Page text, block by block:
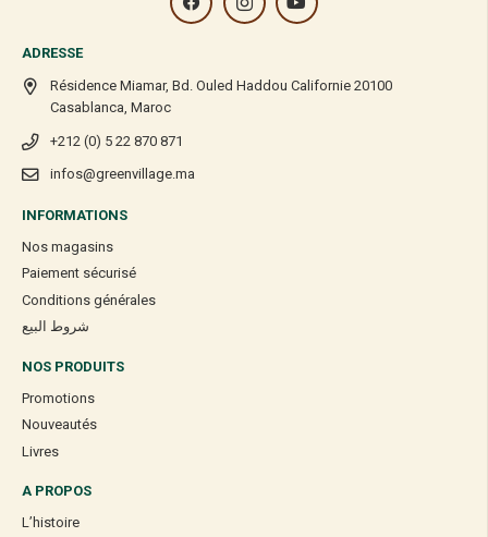
ADRESSE
Résidence Miamar, Bd. Ouled Haddou Californie 20100
Casablanca, Maroc
+212 (0) 5 22 870 871
infos@greenvillage.ma
INFORMATIONS
Nos magasins
Paiement sécurisé
Conditions générales
شروط البيع
NOS PRODUITS
Promotions
Nouveautés
Livres
A PROPOS
L’histoire